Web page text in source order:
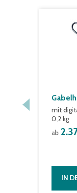
mit
0,2 kg
ab
IN